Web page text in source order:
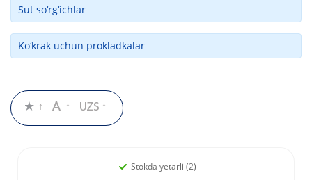
Sut so‘rg‘ichlar
Ko‘krak uchun prokladkalar
Stokda yetarli (2)